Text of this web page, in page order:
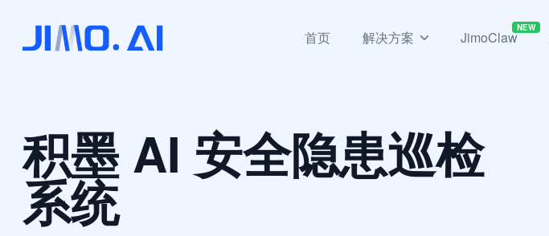
首页 解决方案 JimoClaw
NEW
积墨 AI 安全隐患巡检
系统